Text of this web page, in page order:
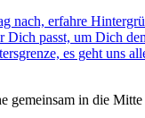
nach, erfahre
passt, um Dich
es geht uns